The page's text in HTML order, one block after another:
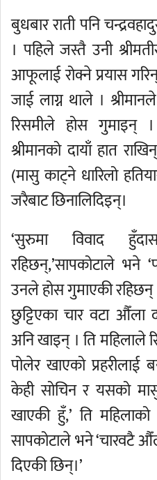
बुधबार राती पनि
। पहिले जस्तै उनी
आफूलाई रोक्ने प्रयास
जाई लाग्न थाले ।
रिसमीले होस गुमाइन्
श्रीमानको दायाँ हात
(मासु काट्ने धारिलो
जरैबाट छिनालिदिइन्।
‘सुरुमा विवाद
रहिछन्,’सापकोटाले भने
उनले होस गुमाएकी रहिछन्
छुट्टिएका चार वटा औँला
अनि खाइन् । ति महिलाले
पोलेर खाएको प्रहरीलाई
केही सोचिन र यसको
खाएकी हुँ,’ ति
सापकोटाले भने ‘चारवटै
दिएकी छिन्।’